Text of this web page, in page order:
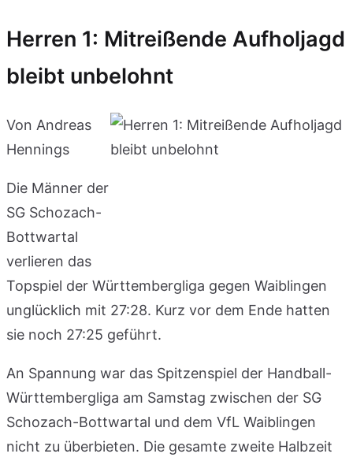
Herren 1: Mitreißende Aufholjagd
bleibt unbelohnt
Von Andreas
Hennings
Die Männer der
SG Schozach-
Bottwartal
verlieren das
Topspiel der Württembergliga gegen Waiblingen
unglücklich mit 27:28. Kurz vor dem Ende hatten
sie noch 27:25 geführt.
An Spannung war das Spitzenspiel der Handball-
Württembergliga am Samstag zwischen der SG
Schozach-Bottwartal und dem VfL Waiblingen
nicht zu überbieten. Die gesamte zweite Halbzeit